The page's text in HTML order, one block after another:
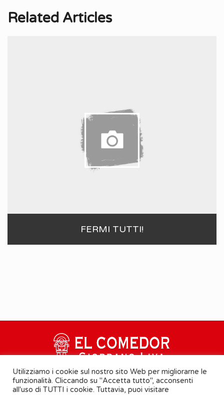
Related Articles
FERMI TUTTI!
Utilizziamo i cookie sul nostro sito Web per migliorarne le
funzionalità. Cliccando su "Accetta tutto", acconsenti
all'uso di TUTTI i cookie. Tuttavia, puoi visitare